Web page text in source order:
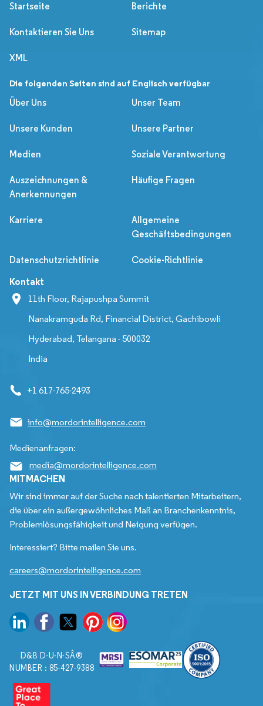
Startseite Berichte
Kontaktieren Sie Uns Sitemap
XML
Die folgenden Seiten sind auf Englisch verfügbar
Über Uns
Unser Team
Unsere Kunden Unsere Partner
Medien Soziale Verantwortung
Auszeichnungen &
Anerkennungen
Häufige Fragen
Karriere
Allgemeine
Geschäftsbedingungen
Datenschutzrichtlinie Cookie-Richtlinie
Kontakt
11th Floor, Rajapushpa Summit
Nanakramguda Rd, Financial District, Gachibowli
Hyderabad, Telangana - 500032
India
+1 617-765-2493
info@mordorintelligence.com
Medienanfragen:
media@mordorintelligence.com
MITMACHEN
Wir sind immer auf der Suche nach talentierten Mitarbeitern,
die über ein außergewöhnliches Maß an Branchenkenntnis,
Problemlösungsfähigkeit und Neigung verfügen.
Interessiert? Bitte mailen Sie uns.
careers@mordorintelligence.com
JETZT MIT UNS IN VERBINDUNG TRETEN
D&B D-U-N-SÂ®
NUMBER : 85-427-9388